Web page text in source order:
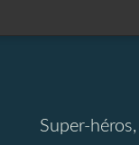
Super-